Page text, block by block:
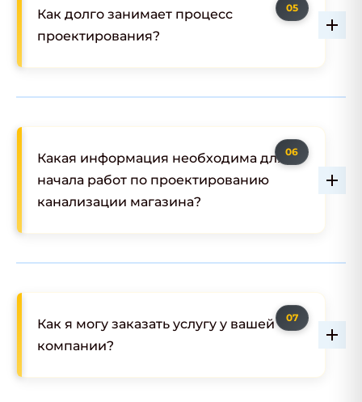
Как долго занимает процесс
проектирования?
Какая информация необходима для
начала работ по проектированию
канализации магазина?
Как я могу заказать услугу у вашей
компании?